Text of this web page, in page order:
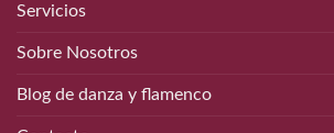
Servicios
Sobre Nosotros
Blog de danza y flamenco